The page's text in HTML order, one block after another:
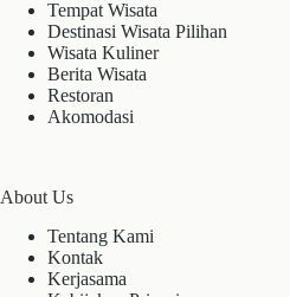
Tempat Wisata
Destinasi Wisata Pilihan
Wisata Kuliner
Berita Wisata
Restoran
Akomodasi
About Us
Tentang Kami
Kontak
Kerjasama